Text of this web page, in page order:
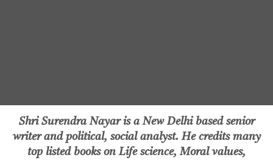
Shri Surendra Nayar is a New Delhi based senior
writer and political, social analyst. He credits many
top listed books on Life science, Moral values,